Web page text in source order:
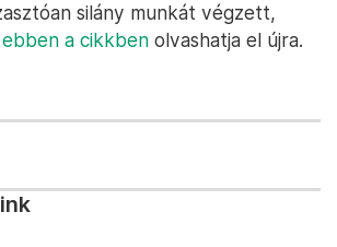
silány munkát végzett,
a cikkben olvashatja el újra.